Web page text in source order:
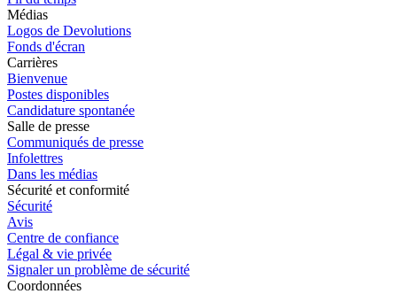
Médias
Logos de Devolutions
Fonds d'écran
Carrières
Bienvenue
Postes disponibles
Candidature spontanée
Salle de presse
Communiqués de presse
Infolettres
Dans les médias
Sécurité et conformité
Sécurité
Avis
Centre de confiance
Légal & vie privée
Signaler un problème de sécurité
Coordonnées